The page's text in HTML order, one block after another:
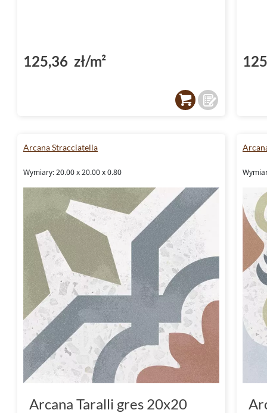
125,36 zł/m²
Arcana Stracciatella
Wymiary: 20.00 x 20.00 x 0.80
Arcana Taralli gres 20x20